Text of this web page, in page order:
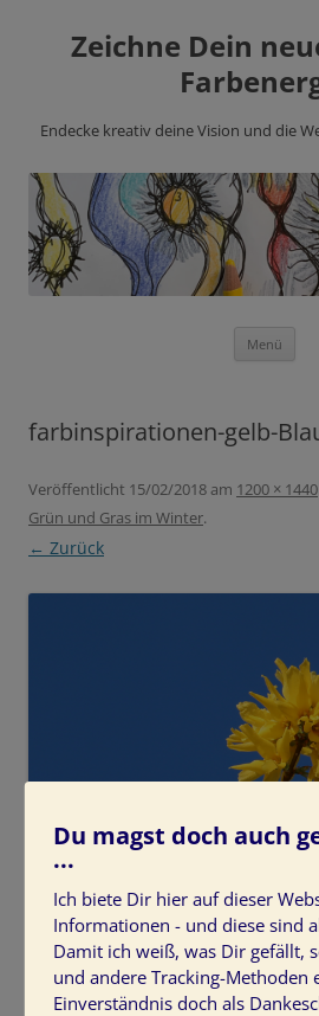
Zeichne Dein
Endecke kreativ deine Vision und die
Menü
farbinspirationen-gelb-
Veröffentlicht 15/02/2018am 1200 × 1440
Grün und Gras im Winter.
← Zurück
Du magst doch auch
...
Ich biete Dir hier auf dieser
Informationen - und diese sind
Damit ich weiß, was Dir gefällt,
und andere Tracking-Methoden
Einverständnis doch als